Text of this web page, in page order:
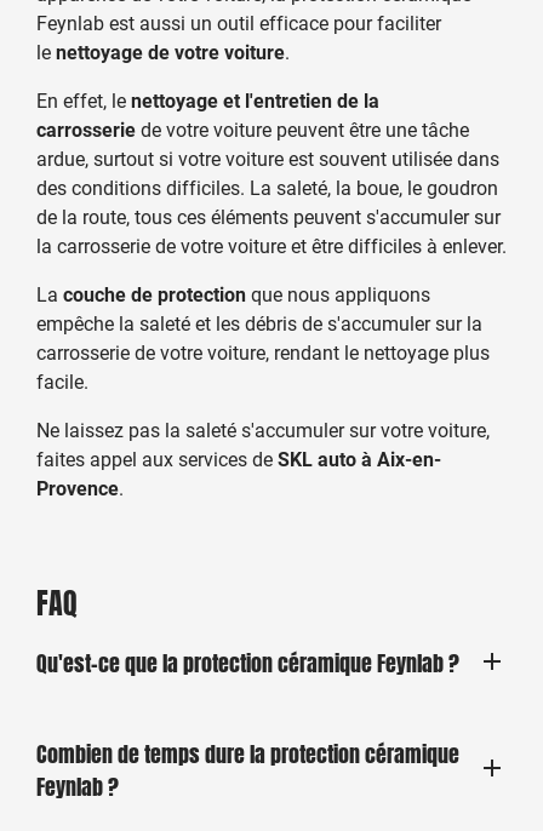
Feynlab est aussi un outil efficace pour faciliter
lenettoyage de votre voiture.
En effet, lenettoyage et l'entretien de la
carrosseriede votre voiture peuvent être une tâche
ardue, surtout si votre voiture est souvent utilisée dans
des conditions difficiles. La saleté, la boue, le goudron
de la route, tous ces éléments peuvent s'accumuler sur
la carrosserie de votre voiture et être difficiles à enlever.
La couche de protectionque nous appliquons
empêche la saleté et les débris de s'accumuler sur la
carrosserie de votre voiture, rendant le nettoyage plus
facile.
Ne laissez pas la saleté s'accumuler sur votre voiture,
faites appel aux services deSKL auto à Aix-en-
Provence.
FAQ
Qu'est-ce que la protection céramique Feynlab ?
La protection céramique Feynlab est un revêtement de
haute technologie qui offre une protection supérieure à
la peinture de votre voiture. Il crée une barrière
Combien de temps dure la protection céramique
Feynlab ?